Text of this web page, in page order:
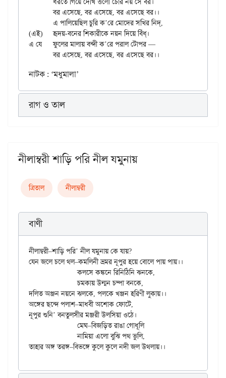
	বর এসেছে, বর এসেছে, বর এসেছে বর।।
(এই)	হৃদয়-বনের শিকারীকে নয়ন দিয়ে বিঁধ্।
এ যে	ফুলের মালায় বন্দী ক’রে পরাল টোপর —
নাটক : ‘মধুমালা’
রাগ ও তাল
নীলাম্বরী শাড়ি পরি নীল যমুনায়
ত্রিতাল নীলাম্বরী
বাণী
নীলাম্বরী–শাড়ি পরি’ নীল যমুনায় কে যায়?
যেন জলে চলে থল–কমলিনী ভ্রমর নূপুর হয়ে বোলে পায় পায়।।
		কলসে কঙ্কনে রিনিঠিনি ঝনকে,
		চমকায় উন্মন চম্পা বনকে,
দলিত অঞ্জন নয়নে ঝলকে, পলকে খঞ্জন হরিণী লুকায়।।
অঙ্গের ছন্দে পলাশ–মাধবী অশোক ফোটে,
নূপুর শুনি’ বনতুলসীর মঞ্জরী উলসিয়া ওঠে।
		নামিয়া এলো বুঝি পথ ভুলি,